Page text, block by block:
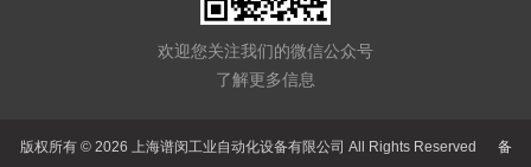
欢迎您关注我们的微信公众号
了解更多信息
版权所有 © 2026 上海谱闵工业自动化设备有限公司 All Rights Reserved 备